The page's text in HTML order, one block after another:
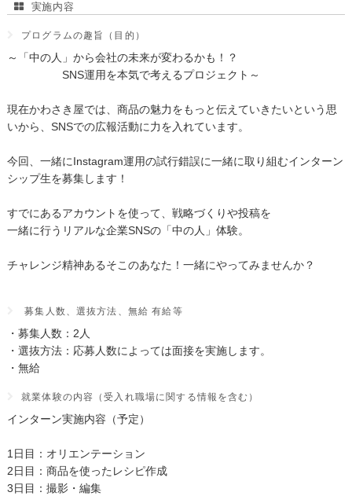
実施内容
プログラムの趣旨（目的）
～「中の人」から会社の未来が変わるかも！？
SNS運用を本気で考えるプロジェクト～
現在かわさき屋では、商品の魅力をもっと伝えていきたいという思
いから、SNSでの広報活動に力を入れています。
今回、一緒にInstagram運用の試行錯誤に一緒に取り組むインターン
シップ生を募集します！
すでにあるアカウントを使って、戦略づくりや投稿を
一緒に行うリアルな企業SNSの「中の人」体験。
チャレンジ精神あるそこのあなた！一緒にやってみませんか？
募集人数、選抜方法、無給 有給等
・募集人数：2人
・選抜方法：応募人数によっては面接を実施します。
・無給
就業体験の内容（受入れ職場に関する情報を含む）
インターン実施内容（予定）
1日目：オリエンテーション
2日目：商品を使ったレシピ作成
3日目：撮影・編集